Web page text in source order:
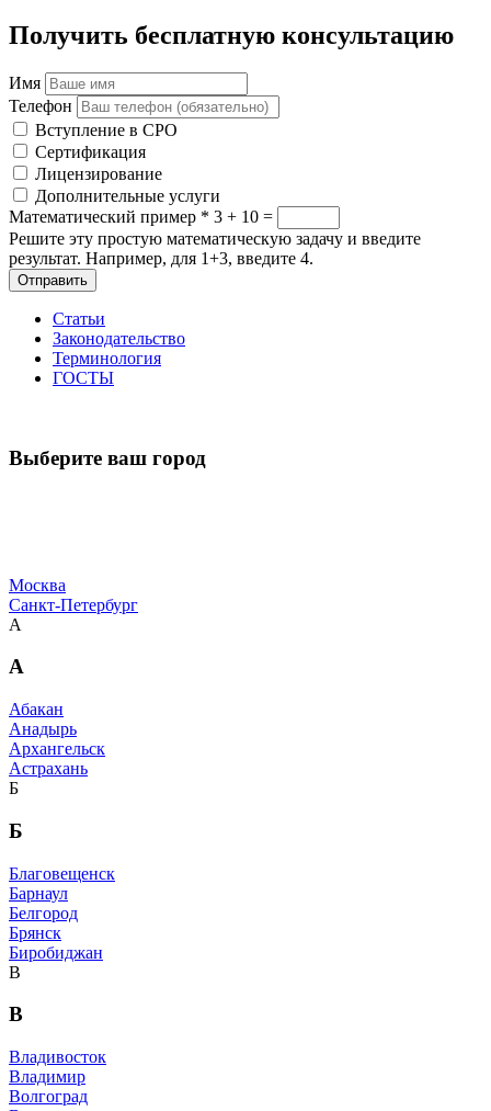
Получить бесплатную консультацию
Имя
Телефон
Вступление в СРО
Сертификация
Лицензирование
Дополнительные услуги
Математический пример * 3 + 10 =
Решите эту простую математическую задачу и введите
результат. Например, для 1+3, введите 4.
Отправить
Статьи
Законодательство
Терминология
ГОСТЫ
Выберите ваш город
Москва
Санкт-Петербург
А
А
Абакан
Анадырь
Архангельск
Астрахань
Б
Б
Благовещенск
Барнаул
Белгород
Брянск
Биробиджан
В
В
Владивосток
Владимир
Волгоград